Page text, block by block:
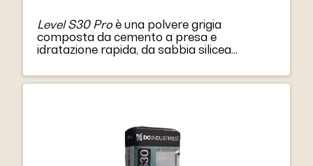
Level S30 Proè una polvere grigia
composta da cemento a presa e
idratazione rapida, da sabbia silicea